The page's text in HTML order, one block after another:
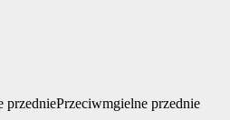
Przeciwmgielne przednie